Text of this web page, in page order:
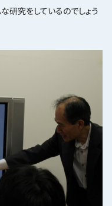
研究をしているのでしょう